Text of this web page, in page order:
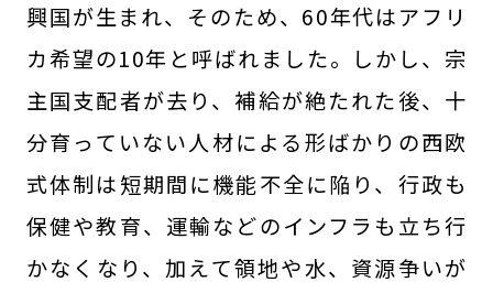
興国が生まれ、そのため、60年代はアフリ
カ希望の10年と呼ばれました。しかし、宗
主国支配者が去り、補給が絶たれた後、十
分育っていない人材による形ばかりの西欧
式体制は短期間に機能不全に陥り、行政も
保健や教育、運輸などのインフラも立ち行
かなくなり、加えて領地や水、資源争いが